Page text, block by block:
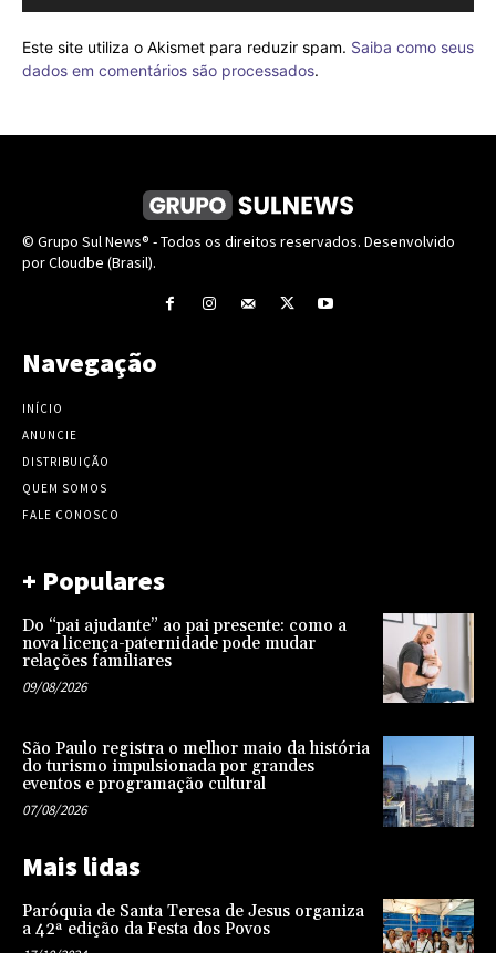
Este site utiliza o Akismet para reduzir spam. Saiba como seus
dados em comentários são processados.
© Grupo Sul News® - Todos os direitos reservados. Desenvolvido
por Cloudbe (Brasil).
Navegação
INÍCIO
ANUNCIE
DISTRIBUIÇÃO
QUEM SOMOS
FALE CONOSCO
+ Populares
Do “pai ajudante” ao pai presente: como a
nova licença-paternidade pode mudar
relações familiares
09/08/2026
São Paulo registra o melhor maio da história
do turismo impulsionada por grandes
eventos e programação cultural
07/08/2026
Mais lidas
Paróquia de Santa Teresa de Jesus organiza
a 42ª edição da Festa dos Povos